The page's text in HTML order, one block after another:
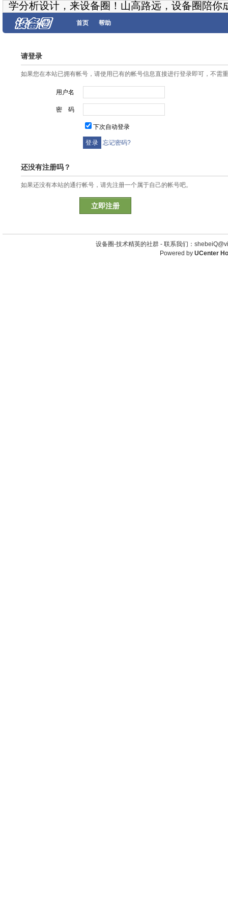
学分析设计，来设备圈！山高路远，设备圈陪你
首页 帮助
请登录
如果您在本站已拥有帐号，请使用已有的帐号信息直接进行登录即可，不需
用户名
密 码
下次自动登录
忘记密码?
还没有注册吗？
如果还没有本站的通行帐号，请先注册一个属于自己的帐号吧。
立即注册
设备圈-技术精英的社群 - 联系我们：
Powered by UCenter